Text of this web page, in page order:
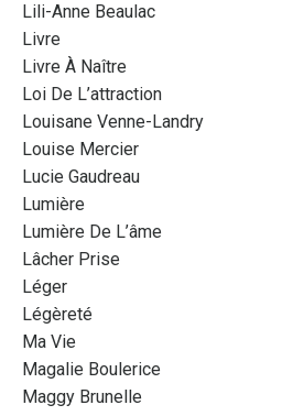
Lili-Anne Beaulac
Livre
Livre À Naître
Loi De L’attraction
Louisane Venne-Landry
Louise Mercier
Lucie Gaudreau
Lumière
Lumière De L’âme
Lâcher Prise
Léger
Légèreté
Ma Vie
Magalie Boulerice
Maggy Brunelle